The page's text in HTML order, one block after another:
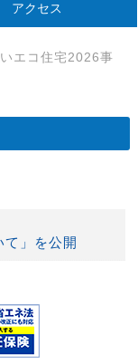
アクセス
いエコ住宅2026事
て」を公開